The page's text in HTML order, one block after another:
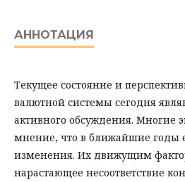
АННОТАЦИЯ
Текущее состояние и
валютной системы сегодня
активного обсуждения. Многие
мнение, что в ближайшие годы
изменения. Их движущим
нарастающее несоответствие